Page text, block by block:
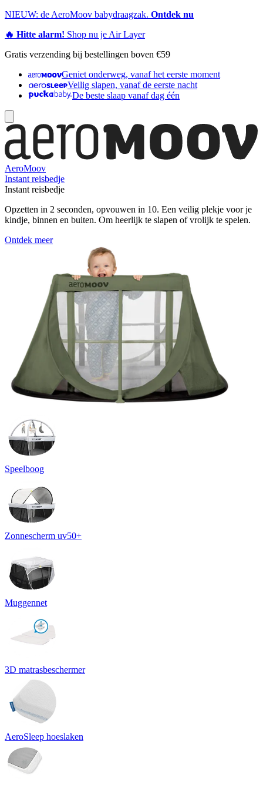
NIEUW: de AeroMoov babydraagzak. Ontdek nu
🔥 Hitte alarm! Shop nu je Air Layer
Gratis verzending bij bestellingen boven €59
Geniet onderweg, vanaf het eerste moment
Veilig slapen, vanaf de eerste nacht
De beste slaap vanaf dag één
AeroMoov
Instant reisbedje
Instant reisbedje
Opzetten in 2 seconden, opvouwen in 10. Een veilig plekje voor je
kindje, binnen en buiten. Om heerlijk te slapen of vrolijk te spelen.
Ontdek meer
Speelboog
Zonnescherm uv50+
Muggennet
3D matrasbeschermer
AeroSleep hoeslaken